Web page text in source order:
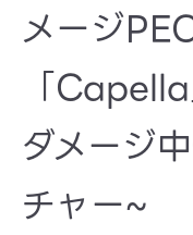
メージ
「
ダメージ
チャー~